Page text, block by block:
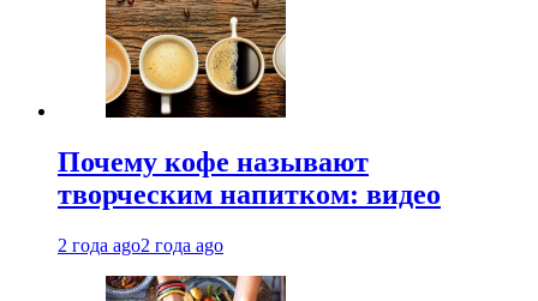
Почему кофе называют
творческим напитком: видео
2 года ago2 года ago